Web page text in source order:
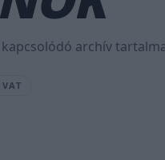
archív